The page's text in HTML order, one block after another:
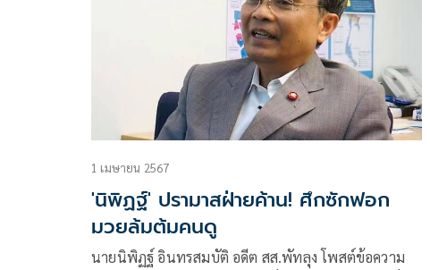
1 เมษายน 2567
'นิพิฏฐ์' ปรามาสฝ่ายค้าน! ศึกซักฟอก
มวยล้มต้มคนดู
นายนิพิฏฐ์ อินทรสมบัติ อดีต สส.พัทลุง โพสต์ข้อความ